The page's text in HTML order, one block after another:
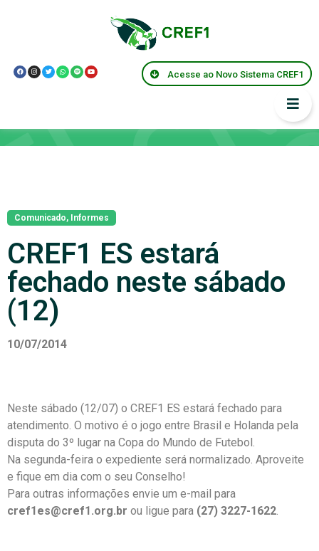
Acesse ao Novo Sistema CREF1
Comunicado, Informes
CREF1 ES estará
fechado neste sábado
(12)
10/07/2014
Neste sábado (12/07) o CREF1 ES estará fechado para
atendimento. O motivo é o jogo entre Brasil e Holanda pela
disputa do 3º lugar na Copa do Mundo de Futebol.
Na segunda-feira o expediente será normalizado. Aproveite
e fique em dia com o seu Conselho!
Para outras informações envie um e-mail para
cref1es@cref1.org.br ou ligue para (27) 3227-1622.